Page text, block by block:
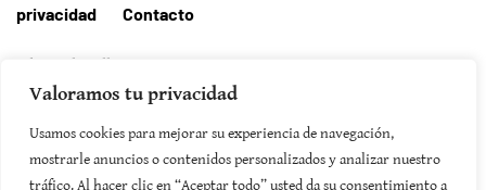
Valoramos tu privacidad
Usamos cookies para mejorar su experiencia de navegación,
mostrarle anuncios o contenidos personalizados y analizar nuestro
tráfico. Al hacer clic en “Aceptar todo” usted da su consentimiento a
privacidad
Contacto
Editorial MallorcaHora
SUSCRIBIRSE